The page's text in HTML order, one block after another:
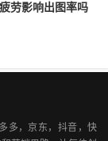
劳影响出图率吗
多，京东，抖音，快